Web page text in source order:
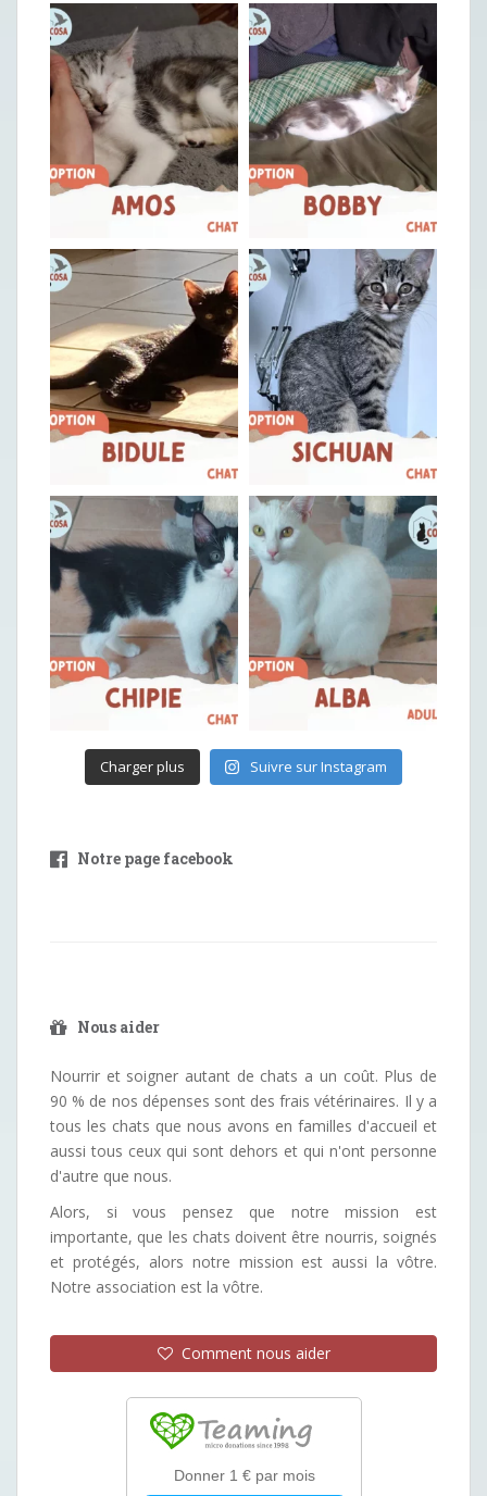
Charger plus Suivre sur Instagram
Notre page facebook
Nous aider
Nourrir et soigner autant de chats a un coût. Plus de
90 % de nos dépenses sont des frais vétérinaires. Il y a
tous les chats que nous avons en familles d'accueil et
aussi tous ceux qui sont dehors et qui n'ont personne
d'autre que nous.
Alors, si vous pensez que notre mission est
importante, que les chats doivent être nourris, soignés
et protégés, alors notre mission est aussi la vôtre.
Notre association est la vôtre.
Comment nous aider